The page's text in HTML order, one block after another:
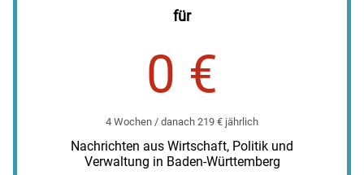
für
0 €
4 Wochen / danach 219 € jährlich
Nachrichten aus Wirtschaft, Politik und
Verwaltung in Baden-Württemberg